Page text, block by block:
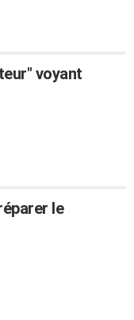
voyant
le